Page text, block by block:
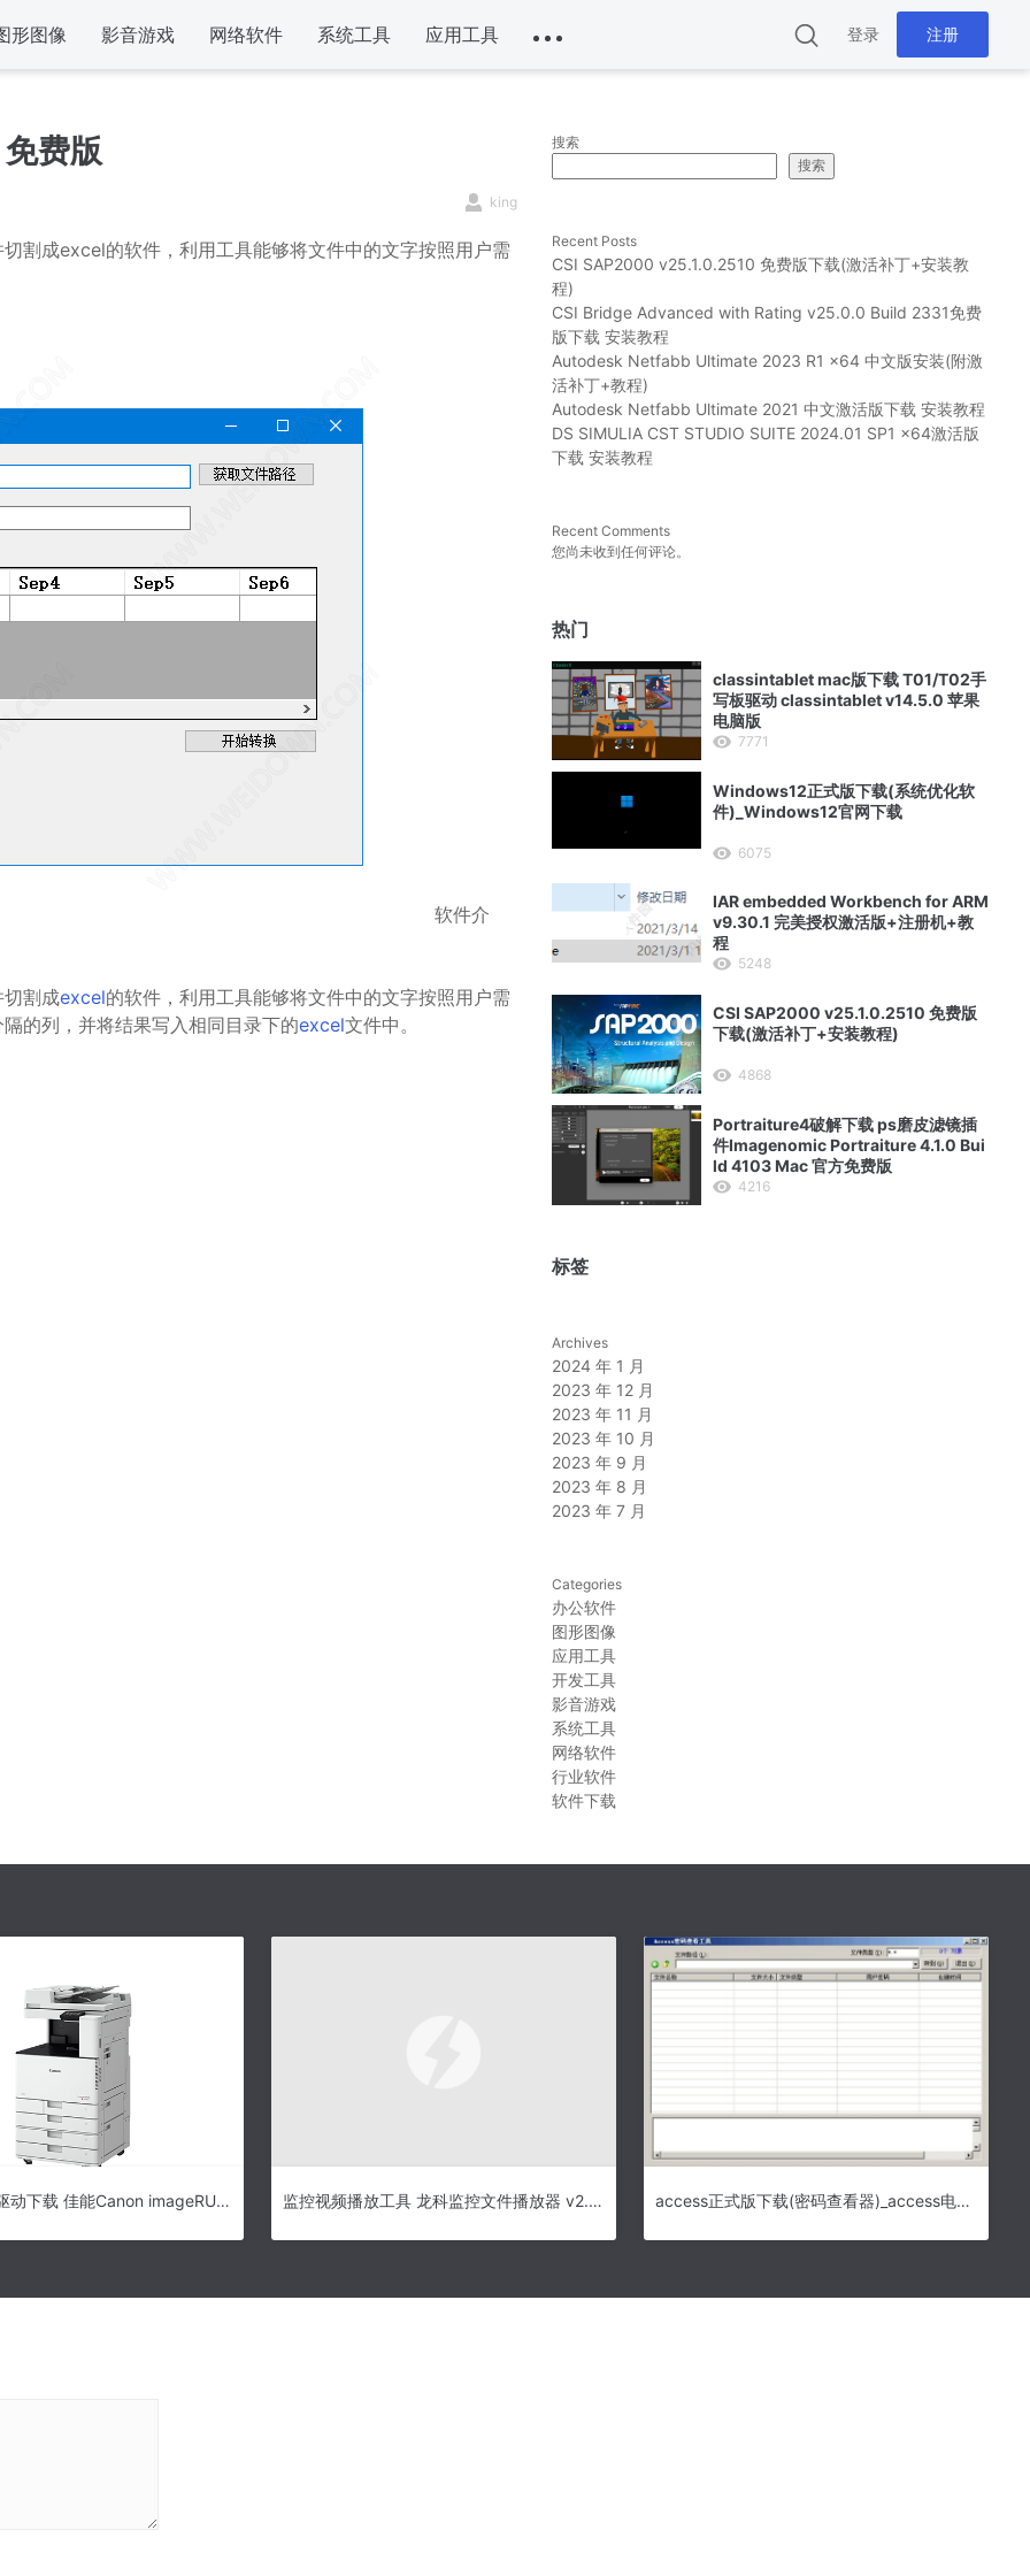
形图像 影音游戏 网络软件 系统工具 应用工具 登录 注册
费版
king
割成excel的软件，利用工具能够将文件中的文字按照用户需
软件介
割成excel的软件，利用工具能够将文件中的文字按照用户需
的列，并将结果写入相同目录下的excel文件中。
搜索
搜索
Recent Posts
CSI SAP2000 v25.1.0.2510 免费版下载(激活补丁+安装教
程)
CSI Bridge Advanced with Rating v25.0.0 Build 2331免费
版下载 安装教程
Autodesk Netfabb Ultimate 2023 R1 x64 中文版安装(附激
活补丁+教程)
Autodesk Netfabb Ultimate 2021 中文激活版下载 安装教程
DS SIMULIA CST STUDIO SUITE 2024.01 SP1 x64激活版
下载 安装教程
Recent Comments
您尚未收到任何评论。
热门
classintablet mac版下载 T01/T02手
写板驱动 classintablet v14.5.0 苹果
电脑版
7771
Windows12正式版下载(系统优化软
件)_Windows12官网下载
6075
IAR embedded Workbench for ARM
v9.30.1 完美授权激活版+注册机+教
程
5248
CSI SAP2000 v25.1.0.2510 免费版
下载(激活补丁+安装教程)
4868
Portraiture4破解下载 ps磨皮滤镜插
件Imagenomic Portraiture 4.1.0 Bui
ld 4103 Mac 官方免费版
4216
标签
Archives
2024 年 1 月
2023 年 12 月
2023 年 11 月
2023 年 10 月
2023 年 9 月
2023 年 8 月
2023 年 7 月
Categories
办公软件
图形图像
应用工具
开发工具
影音游戏
系统工具
网络软件
行业软件
软件下载
佳能C3025驱动下载 佳能Canon imageRUNNER C3025 打印机驱动 免费版 监控视频播放工具 龙科监控文件播放器 v2.0 官方安装版 access正式版下载(密码查看器)_access电脑版下载